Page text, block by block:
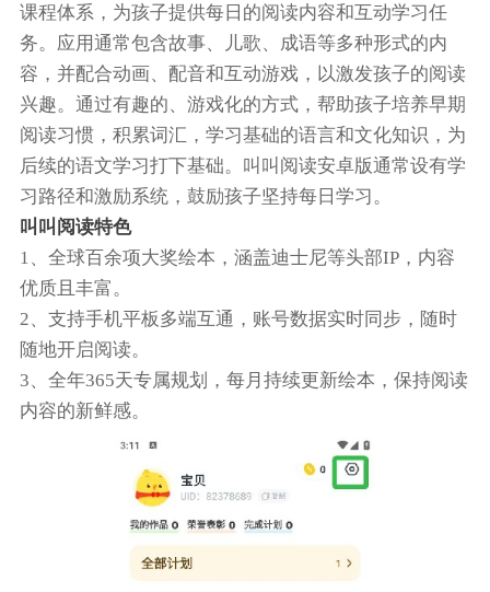
课程体系，为孩子提供每日的阅读内容和互动学习任
务。应用通常包含故事、儿歌、成语等多种形式的内
容，并配合动画、配音和互动游戏，以激发孩子的阅读
兴趣。通过有趣的、游戏化的方式，帮助孩子培养早期
阅读习惯，积累词汇，学习基础的语言和文化知识，为
后续的语文学习打下基础。叫叫阅读安卓版通常设有学
习路径和激励系统，鼓励孩子坚持每日学习。
叫叫阅读特色
1、全球百余项大奖绘本，涵盖迪士尼等头部IP，内容
优质且丰富。
2、支持手机平板多端互通，账号数据实时同步，随时
随地开启阅读。
3、全年365天专属规划，每月持续更新绘本，保持阅读
内容的新鲜感。